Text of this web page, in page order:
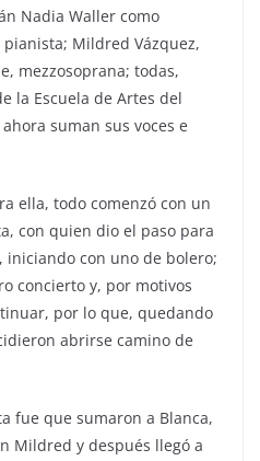
Nadia Waller como
Mildred Vázquez,
mezzosoprana; todas,
la Escuela de Artes del
ahora suman sus voces e
ella, todo comenzó con un
con quien dio el paso para
con uno de bolero;
concierto y, por motivos
por lo que, quedando
abrirse camino de
fue que sumaron a Blanca,
Mildred y después llegó a